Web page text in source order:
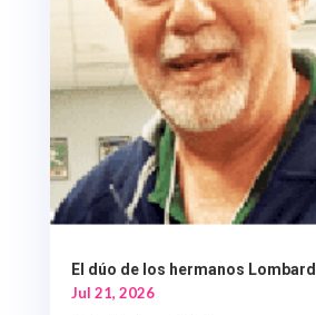
El dúo de los hermanos Lombard
Jul 21, 2026